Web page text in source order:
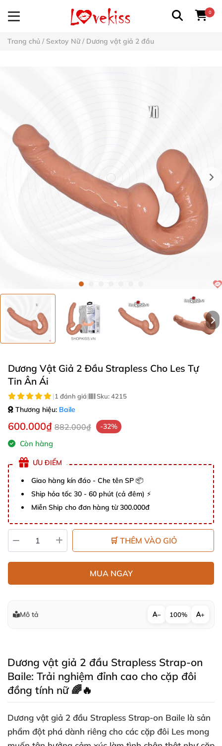
0
Trang chủ / Sextoy Nữ/ Dương vật giả 2 đầu
Dương Vật Giả 2 Đầu Strapless Cho Les Tự
Tin Ân Ái
|1 đánh giá| Sku:4215
Thương hiệu: Baile
600.000₫ 882.000₫ -32%
Còn hàng
ƯU ĐIỂM
Giao hàng kín đáo - Che tên SP 📦
Ship hỏa tốc 30 - 60 phút (cả đêm) ⚡
Miễn Ship cho đơn hàng từ 300.000đ
🛒 THÊM VÀO GIỎ
MUA NGAY
Mô tả − 100% +
Dương vật giả 2 đầu Strapless Strap-on
Baile: Trải nghiệm đỉnh cao cho cặp đôi
đồng tính nữ 🌈🔥
Dương vật giả 2 đầu Strapless Strap-on Baile là sản
phẩm đột phá dành riêng cho các cặp đôi Les mong